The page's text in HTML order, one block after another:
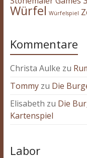
Würfel Würfelspiel
Kommentare
Christa Aulke zu
Tommyzu Die
Elisabeth zu Die
Kartenspiel
Labor